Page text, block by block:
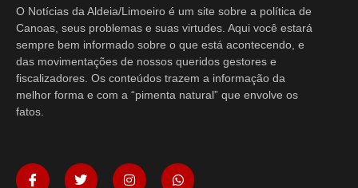
O Notícias da Aldeia/Limoeiro é um site sobre a política de
Canoas, seus problemas e suas virtudes. Aqui você estará
sempre bem informado sobre o que está acontecendo, e
das movimentações de nossos queridos gestores e
fiscalizadores. Os conteúdos trazem a informação da
melhor forma e com a “pimenta natural” que envolve os
fatos.